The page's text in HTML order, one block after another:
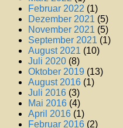
Februar 2022 (1)
Dezember 2021 (5)
November 2021 (5)
September 2021 (1)
August 2021 (10)
Juli 2020 (8)
Oktober 2019 (13)
August 2016 (1)
Juli 2016 (3)
Mai 2016 (4)
April 2016 (1)
Februar 2016 (2)